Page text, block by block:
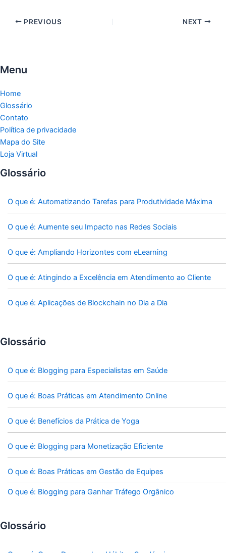
PREVIOUS NEXT
Menu
Home
Glossário
Contato
Política de privacidade
Mapa do Site
Loja Virtual
Glossário
O que é: Automatizando Tarefas para Produtividade Máxima
O que é: Aumente seu Impacto nas Redes Sociais
O que é: Ampliando Horizontes com eLearning
O que é: Atingindo a Excelência em Atendimento ao Cliente
O que é: Aplicações de Blockchain no Dia a Dia
Glossário
O que é: Blogging para Especialistas em Saúde
O que é: Boas Práticas em Atendimento Online
O que é: Benefícios da Prática de Yoga
O que é: Blogging para Monetização Eficiente
O que é: Boas Práticas em Gestão de Equipes
O que é: Blogging para Ganhar Tráfego Orgânico
Glossário